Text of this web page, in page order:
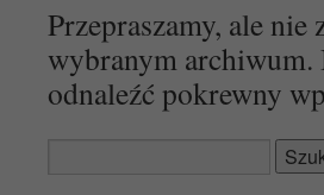
Przepraszamy, ale
wybranym archiwum.
odnaleźć pokrewny